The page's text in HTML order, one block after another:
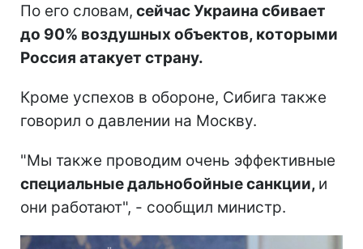
По его словам, сейчас Украина сбивает
до 90% воздушных объектов, которыми
Россия атакует страну.
Кроме успехов в обороне, Сибига также
говорил о давлении на Москву.
"Мы также проводим очень эффективные
специальные дальнобойные санкции, и
они работают", - сообщил министр.